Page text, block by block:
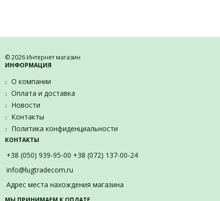
© 2026 Интернет магазин
ИНФОРМАЦИЯ
О компании
Оплата и доставка
Новости
Контакты
Политика конфиденциальности
КОНТАКТЫ
+38 (050) 939-95-00 +38 (072) 137-00-24
info@lugtradecom.ru
Адрес места нахождения магазина